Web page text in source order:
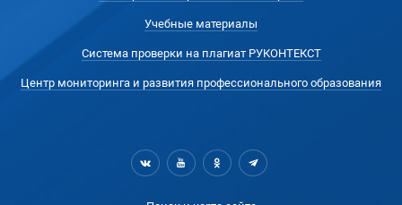
Учебные материалы
Система проверки на плагиат РУКОНТЕКСТ
Центр мониторинга и развития профессионального образования